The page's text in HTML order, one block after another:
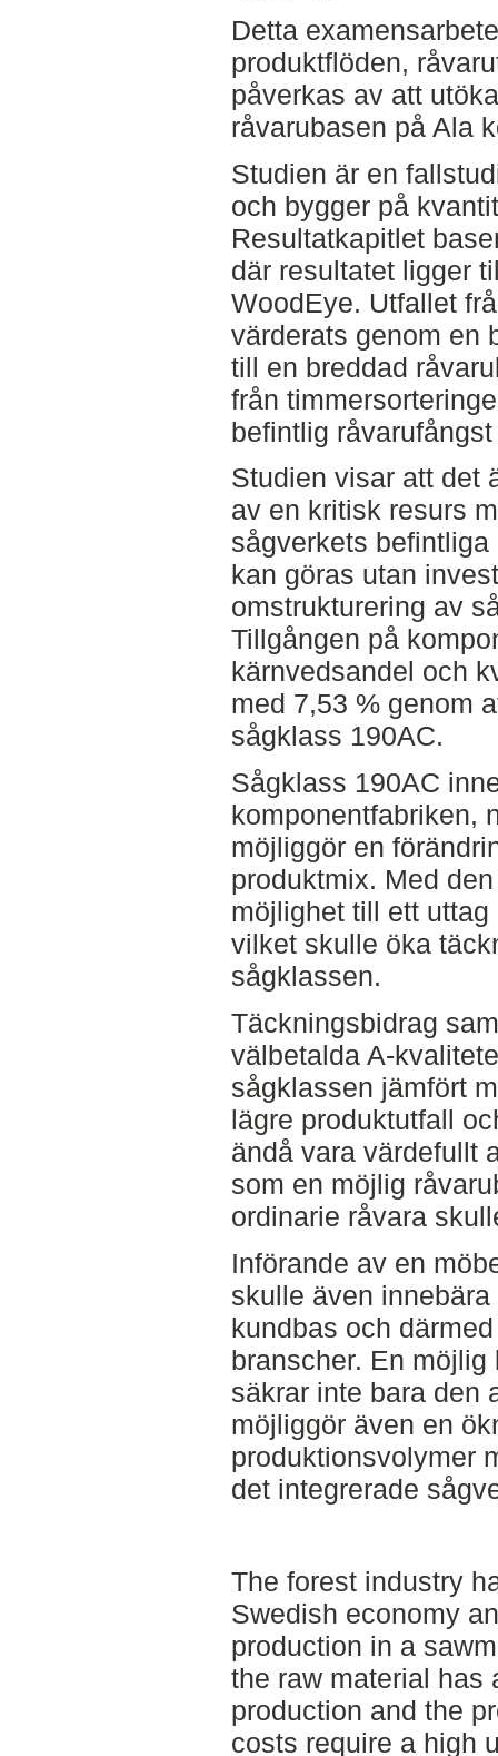
Detta
produktflöden,
påverkas av att
råvarubasen på Ala
Studien är en
och bygger på
Resultatkapitlet
där resultatet ligger
WoodEye. Utfallet
värderats genom en
till en breddad
från
befintlig
Studien visar att det
av en kritisk resurs
sågverkets
kan göras utan
omstrukturering av
Tillgången på
kärnvedsandel och
med 7,53 % genom
sågklass 190AC.
Sågklass 190AC
komponentfabriken,
möjliggör en
produktmix. Med
möjlighet till ett
vilket skulle öka
sågklassen.
Täckningsbidrag
välbetalda A-
sågklassen jämfört
lägre produktutfall
ändå vara värdefullt
som en möjlig
ordinarie råvara
Införande av en
skulle även
kundbas och
branscher. En
säkrar inte bara den
möjliggör även en
produktionsvolymer
det integrerade
The forest industry
Swedish economy
production in a
the raw material has
production and the
costs require a high